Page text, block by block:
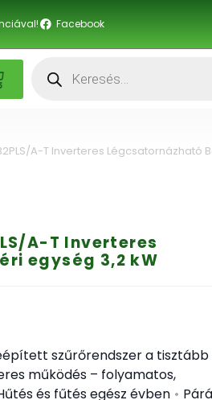
Facebook
A-T Inverteres Légcsatornázható
A-T Inverteres
egység 3,2 kW
szűrőrendszer a
működés – folyamatos,
és fűtés egész évben •